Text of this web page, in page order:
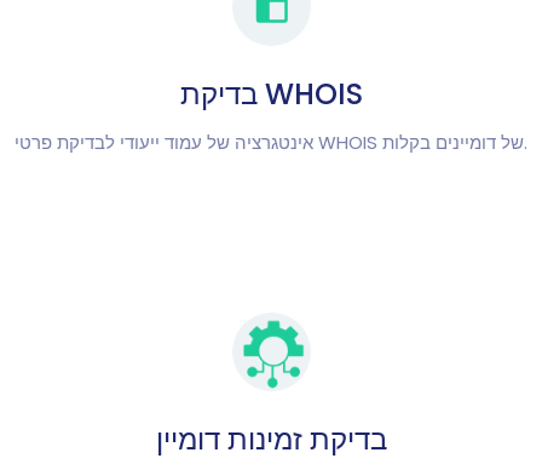
בדיקת WHOIS
אינטגרציה של עמוד ייעודי לבדיקת פרטי WHOIS של דומיינים בקלות.
בדיקת זמינות דומיין